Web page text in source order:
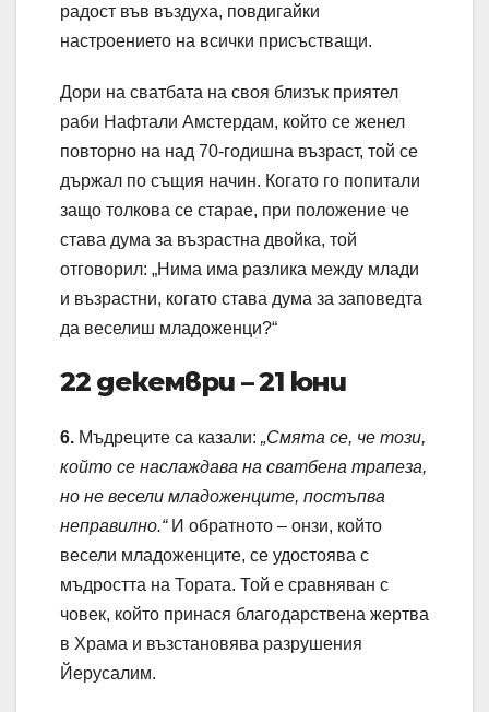
радост във въздуха, повдигайки
настроението на всички присъстващи.
Дори на сватбата на своя близък приятел
раби Нафтали Амстердам, който се женел
повторно на над 70-годишна възраст, той се
държал по същия начин. Когато го попитали
защо толкова се старае, при положение че
става дума за възрастна двойка, той
отговорил: „Нима има разлика между млади
и възрастни, когато става дума за заповедта
да веселиш младоженци?“
22 декември – 21 юни
6. Мъдреците са казали: „Смята се, че този,
който се наслаждава на сватбена трапеза,
но не весели младоженците, постъпва
неправилно.“ И обратното – онзи, който
весели младоженците, се удостоява с
мъдростта на Тората. Той е сравняван с
човек, който принася благодарствена жертва
в Храма и възстановява разрушения
Йерусалим.